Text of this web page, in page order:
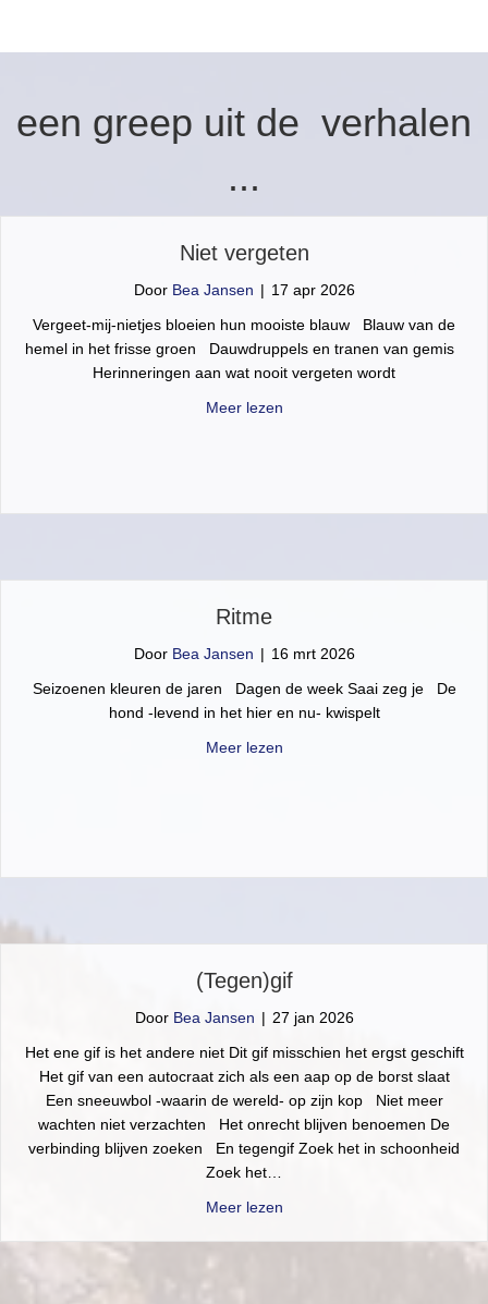
een greep uit de verhalen
...
Niet vergeten
Door Bea Jansen | 17 apr 2026
Vergeet-mij-nietjes bloeien hun mooiste blauw Blauw van de
hemel in het frisse groen Dauwdruppels en tranen van gemis
Herinneringen aan wat nooit vergeten wordt
Meer lezenabout Niet vergeten
Ritme
Door Bea Jansen | 16 mrt 2026
Seizoenen kleuren de jaren Dagen de week Saai zeg je De
hond -levend in het hier en nu- kwispelt
Meer lezenabout Ritme
(Tegen)gif
Door Bea Jansen | 27 jan 2026
Het ene gif is het andere niet Dit gif misschien het ergst geschift
Het gif van een autocraat zich als een aap op de borst slaat
Een sneeuwbol -waarin de wereld- op zijn kop Niet meer
wachten niet verzachten Het onrecht blijven benoemen De
verbinding blijven zoeken En tegengif Zoek het in schoonheid
Zoek het…
Meer lezenabout (Tegen)gif